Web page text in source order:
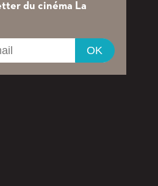
du cinéma La
OK